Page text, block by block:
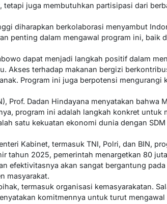
juga membutuhkan partisipasi dari
diharapkan berkolaborasi menyambut
penting dalam mengawal program ini, baik
dapat menjadi langkah positif dalam
Akses terhadap makanan bergizi
Program ini juga berpotensi mengurangi
Prof. Dadan Hindayana menyatakan bahwa
program ini adalah langkah konkret untuk
satu kekuatan ekonomi dunia dengan
Kabinet, termasuk TNI, Polri, dan BIN,
tahun 2025, pemerintah menargetkan 80
efektivitasnya akan sangat bergantung
masyarakat.
termasuk organisasi kemasyarakatan.
komitmennya untuk turut